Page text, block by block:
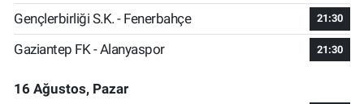
Gençlerbirliği S.K. - Fenerbahçe 21:30
Gaziantep FK - Alanyaspor 21:30
16 Ağustos, Pazar